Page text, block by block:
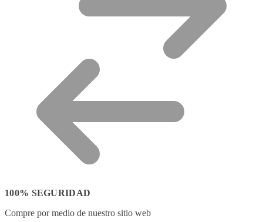
100% SEGURIDAD
Compre por medio de nuestro sitio web